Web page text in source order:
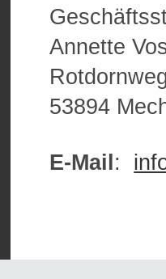
Annette
53894
E-Mail: